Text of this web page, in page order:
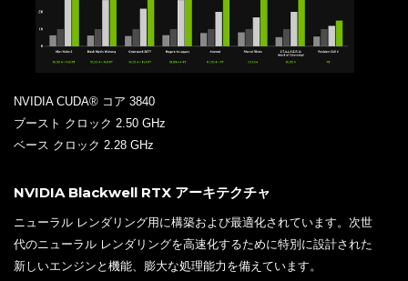
NVIDIA CUDA® コア 3840
ブースト クロック 2.50 GHz
ベース クロック 2.28 GHz
NVIDIA Blackwell RTX アーキテクチャ
ニューラル レンダリング用に構築および最適化されています。次世
代のニューラル レンダリングを高速化するために特別に設計された
新しいエンジンと機能、膨大な処理能力を備えています。